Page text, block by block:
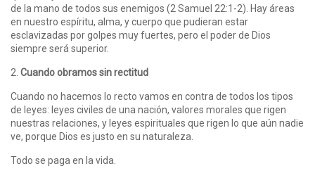
de la mano de todos sus enemigos (2 Samuel 22:1-2). Hay áreas
en nuestro espíritu, alma, y cuerpo que pudieran estar
esclavizadas por golpes muy fuertes, pero el poder de Dios
siempre será superior.
2. Cuando obramos sin rectitud
Cuando no hacemos lo recto vamos en contra de todos los tipos
de leyes: leyes civiles de una nación, valores morales que rigen
nuestras relaciones, y leyes espirituales que rigen lo que aún nadie
ve, porque Dios es justo en su naturaleza.
Todo se paga en la vida.